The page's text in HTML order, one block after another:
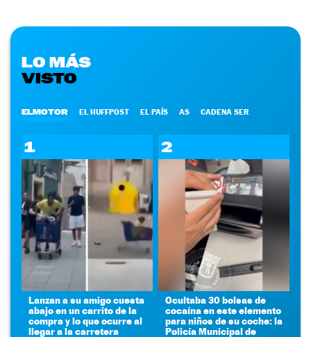
LO MÁS
VISTO
ELMOTOR EL HUFFPOST EL PAÍS AS CADENA SER
1
Lanzan a su amigo cuesta
abajo en un carrito de la
compra y lo que ocurre al
llegar a la carretera
2
Ocultaba 30 bolsas de
cocaína en este elemento
para niños de su coche: la
Policía Municipal de